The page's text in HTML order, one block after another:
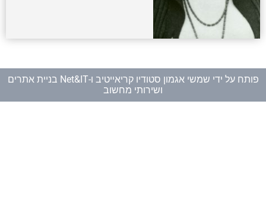
פותח על ידי שמשי אגמון סטודיו קריאייטיב ו-
Net&IT בניית אתרים
ושירותי מחשוב